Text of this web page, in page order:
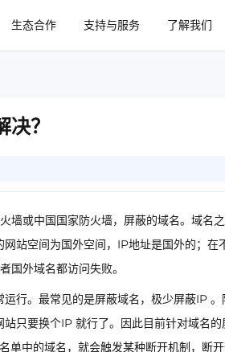
生态合作 支持与服务
了解我们
？
或中国国家防火墙，屏蔽的域名。域名
站空间为国外空间，IP地址是国外的；在
国外域名都访问失败。
行。最常见的是屏蔽域名，极少屏蔽IP
只要换个IP 就行了。因此目前针对域名
中的域名，就会触发某种断开机制，断